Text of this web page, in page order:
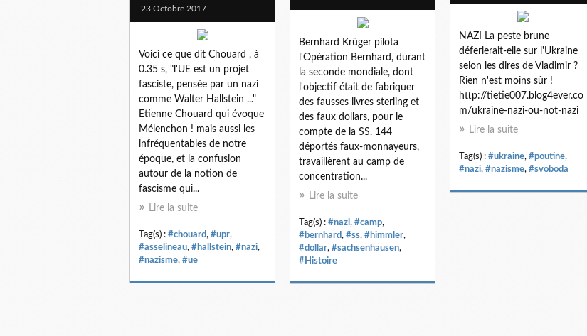
23 Octobre 2017
Voici ce que dit Chouard , à
0.35 s, "l'UE est un projet
fasciste, pensée par un nazi
comme Walter Hallstein ..."
Etienne Chouard qui évoque
Mélenchon ! mais aussi les
infréquentables de notre
époque, et la confusion
autour de la notion de
fascisme qui...
Lire la suite
Tag(s) : #chouard, #upr,
#asselineau, #hallstein, #nazi,
#nazisme, #ue
Bernhard Krüger pilota
l'Opération Bernhard, durant
la seconde mondiale, dont
l'objectif était de fabriquer
des fausses livres sterling et
des faux dollars, pour le
compte de la SS. 144
déportés faux-monnayeurs,
travaillèrent au camp de
concentration...
Lire la suite
Tag(s) : #nazi, #camp,
#bernhard, #ss, #himmler,
#dollar, #sachsenhausen,
#Histoire
NAZI La peste brune
déferlerait-elle sur l'Ukraine
selon les dires de Vladimir ?
Rien n'est moins sûr !
http://tietie007.blog4ever.co
m/ukraine-nazi-ou-not-nazi
Lire la suite
Tag(s) : #ukraine, #poutine,
#nazi, #nazisme, #svoboda